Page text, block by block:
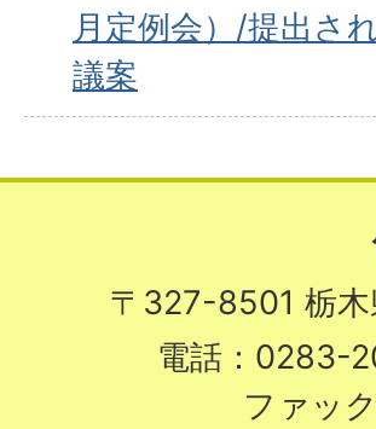
月定例会）/提出さ
議案
〒327-8501 栃木
電話：0283-
ファッ